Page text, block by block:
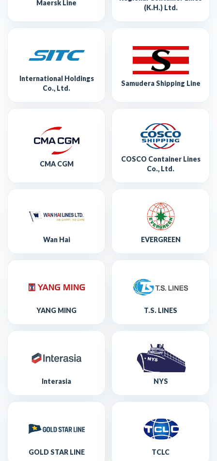
Maersk Line
(K.H.) Ltd.
International Holdings
Co., Ltd.
Samudera Shipping Line
CMA CGM
COSCO Container Lines
Co., Ltd.
Wan Hai EVERGREEN
YANG MING T.S. LINES
Interasia NYS
GOLD STAR LINE TCLC